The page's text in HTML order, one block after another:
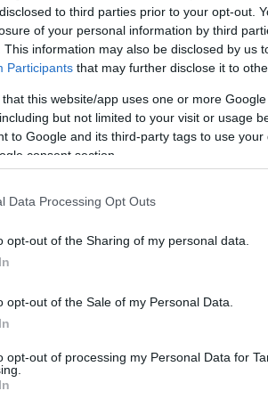
to third parties prior to your opt-out.
of your personal information by third
This information may also be disclosed by us
Participants that may further disclose it to
that this website/app uses one or more
but not limited to your visit or usage
to Google and its third-party tags to use
consent section.
Data Processing Opt Outs
opt-out of the Sharing of my personal data.
opt-out of the Sale of my Personal Data.
opt-out of processing my Personal Data for
Хантер (9), Карасев (8),
7
Рыжов (2), Жбанов (13), Пойтресс
— 5
(3), Ильницкий (1)—
(4), Шашков (2), Фирсов (6),